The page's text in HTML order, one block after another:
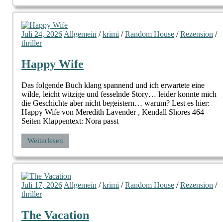
Juli 24, 2026 Allgemein /krimi /Random House /Rezension /
thriller
Happy Wife
Das folgende Buch klang spannend und ich erwartete eine
wilde, leicht witzige und fesselnde Story… leider konnte mich
die Geschichte aber nicht begeistern… warum? Lest es hier:
Happy Wife von Meredith Lavender , Kendall Shores 464
Seiten Klappentext: Nora passt
Weiterlesen
Juli 17, 2026 Allgemein /krimi /Random House /Rezension /
thriller
The Vacation